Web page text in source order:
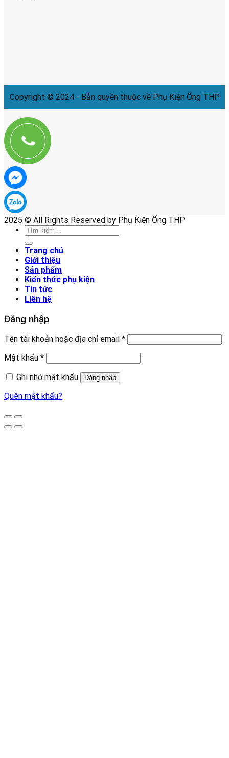
Copyright © 2024 - Bản quyền thuộc về Phụ Kiện Ống THP
2025 © All Rights Reserved by Phụ Kiện Ống THP
Tìm
kiếm:
Trang chủ
Giới thiệu
Sản phẩm
Kiến thức phụ kiện
Tin tức
Liên hệ
Đăng nhập
Tên tài khoản hoặc địa chỉ email *
Mật khẩu *
Ghi nhớ mật khẩu
Đăng nhập
Quên mật khẩu?